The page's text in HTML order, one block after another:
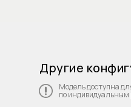
Модель доступна
по
Другие